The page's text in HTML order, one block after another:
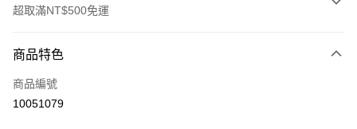
超取滿NT$500免運
信用卡一次付款
超商取貨付款
商品特色
商品編號
10051079